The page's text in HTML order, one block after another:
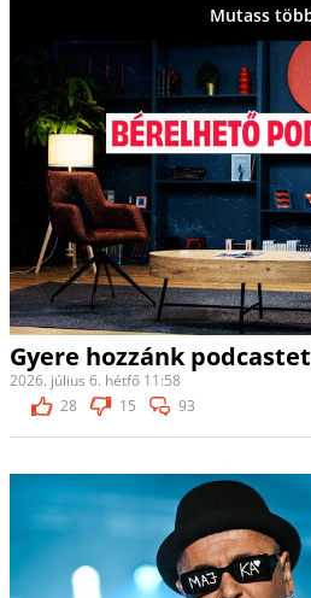
Mutass
Gyere hozzánk
2026. július 6. hétfő 11:58
28
15 93